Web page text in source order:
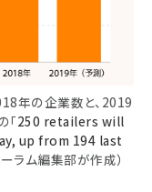
年の企業数と、2019
「250 retailers will
up from 194 last
ーラム編集部が作成）